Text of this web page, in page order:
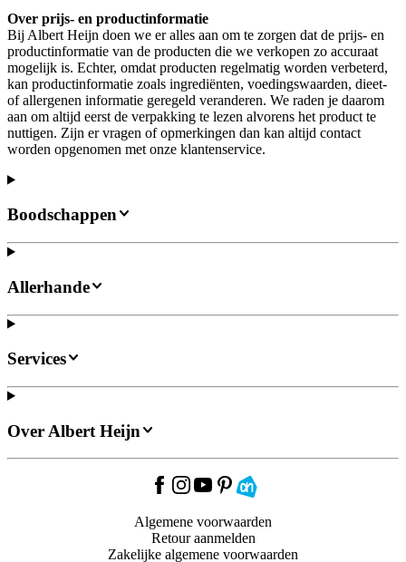
Over prijs- en productinformatie
Bij Albert Heijn doen we er alles aan om te zorgen dat de prijs- en
productinformatie van de producten die we verkopen zo accuraat
mogelijk is. Echter, omdat producten regelmatig worden verbeterd,
kan productinformatie zoals ingrediënten, voedingswaarden, dieet-
of allergenen informatie geregeld veranderen. We raden je daarom
aan om altijd eerst de verpakking te lezen alvorens het product te
nuttigen. Zijn er vragen of opmerkingen dan kan altijd contact
worden opgenomen met onze klantenservice.
Boodschappen
Allerhande
Services
Over Albert Heijn
Algemene voorwaarden
Retour aanmelden
Zakelijke algemene voorwaarden